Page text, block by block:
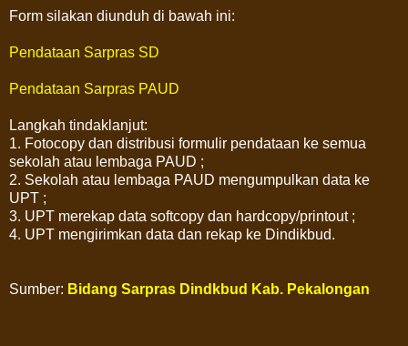
Form silakan diunduh di bawah ini:
Pendataan Sarpras SD
Pendataan Sarpras PAUD
Langkah tindaklanjut:
1. Fotocopy dan distribusi formulir pendataan ke semua
sekolah atau lembaga PAUD ;
2. Sekolah atau lembaga PAUD mengumpulkan data ke
UPT ;
3. UPT merekap data softcopy dan hardcopy/printout ;
4. UPT mengirimkan data dan rekap ke Dindikbud.
Sumber: Bidang Sarpras Dindkbud Kab. Pekalongan